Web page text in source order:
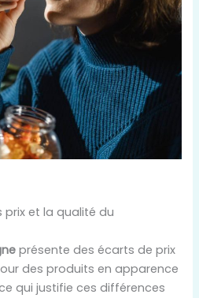
et la qualité du
présente des écarts de prix
des produits en apparence
qui justifie ces différences